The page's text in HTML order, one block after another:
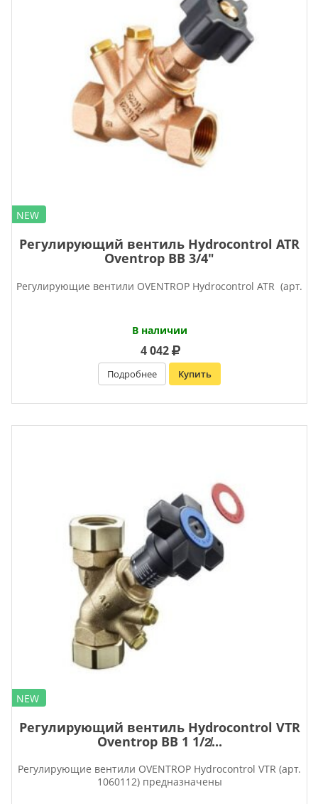
NEW
Регулирующий вентиль Hydrocontrol ATR
Oventrop ВВ 3/4″
Регулирующие вентили OVENTROP Нydrocontrol ATR (арт.
В наличии
4 042
Подробнее Купить
NEW
Регулирующий вентиль Hydrocontrol VTR
Oventrop ВВ 1 1/2̸...
Регулирующие вентили OVENTROP Нydrocontrol VTR (арт.
1060112) предназначены